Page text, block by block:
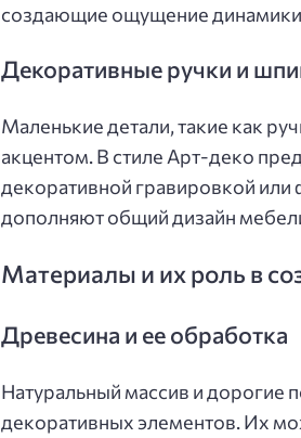
создающие ощущение
Декоративные ручки и
Маленькие детали, такие как
акцентом. В стиле Арт-деко
декоративной гравировкой
дополняют общий дизайн
Материалы и их роль в
Древесина и ее обработка
Натуральный массив и дорогие
декоративных элементов. Их